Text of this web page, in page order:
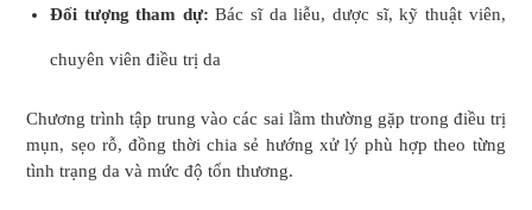
Đối tượng tham dự: Bác sĩ da liễu, dược sĩ, kỹ thuật viên,
chuyên viên điều trị da
Chương trình tập trung vào các sai lầm thường gặp trong điều trị
mụn, sẹo rỗ, đồng thời chia sẻ hướng xử lý phù hợp theo từng
tình trạng da và mức độ tổn thương.